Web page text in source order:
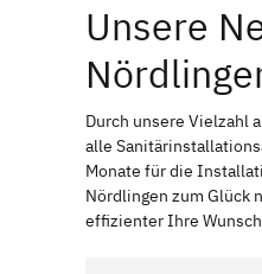
Unsere
Durch unsere Vielzahl
alle
Monate für die
Nördlingen zum Glück
effizienter Ihre